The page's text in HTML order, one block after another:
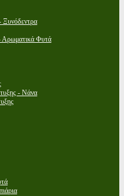
Ξυνόδεντρα
Αρωματικά Φυτά
- Νάνα